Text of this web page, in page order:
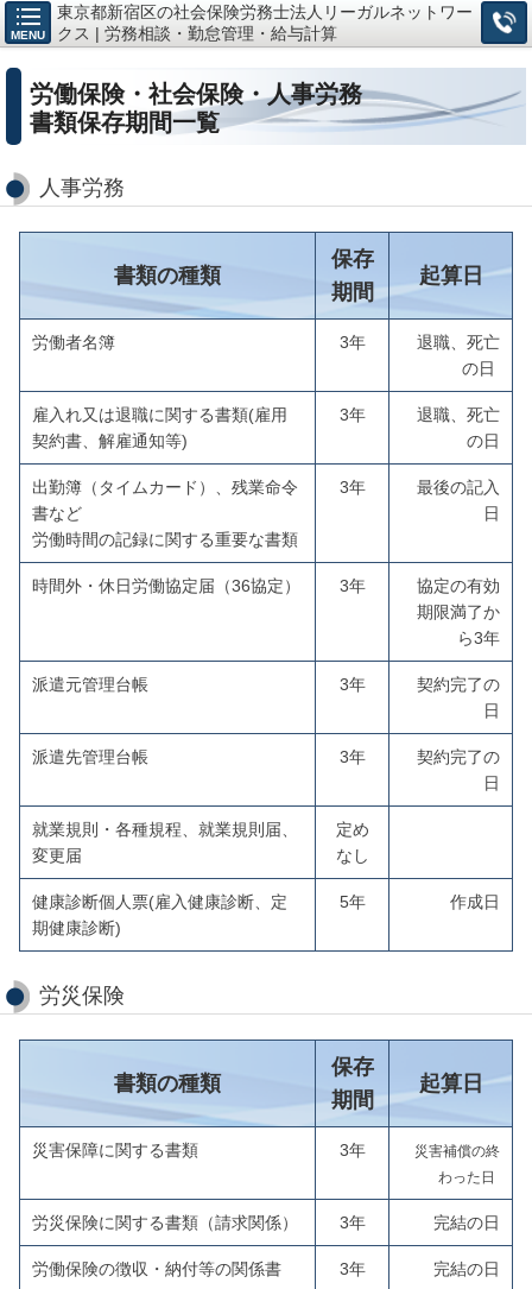
MENU
東京都新宿区の社会保険労務士法人リーガルネットワー
クス | 労務相談・勤怠管理・給与計算
労働保険・社会保険・人事労務
書類保存期間一覧
人事労務
書類の種類
保存
期間
起算日
労働者名簿 3年
退職、死亡
の日
雇入れ又は退職に関する書類(雇用
契約書、解雇通知等)
3年
退職、死亡
の日
出勤簿（タイムカード）、残業命令
書など
労働時間の記録に関する重要な書類
3年
最後の記入
日
時間外・休日労働協定届（36協定） 3年
協定の有効
期限満了か
ら3年
派遣元管理台帳 3年
契約完了の
日
派遣先管理台帳 3年
契約完了の
日
就業規則・各種規程、就業規則届、
変更届
定め
なし
健康診断個人票(雇入健康診断、定
期健康診断)
5年 作成日
労災保険
書類の種類
保存
期間
起算日
災害保障に関する書類 3年
災害補償の終
わった日
労災保険に関する書類（請求関係） 3年 完結の日
労働保険の徴収・納付等の関係書 3年 完結の日